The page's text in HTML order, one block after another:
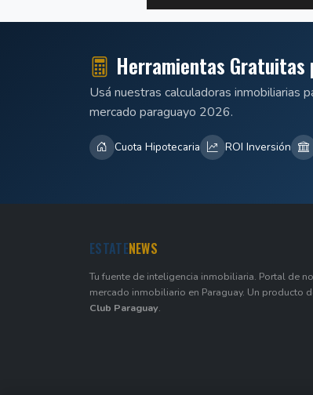
Herramientas Gratuitas
Usá nuestras calculadoras inmobiliarias
mercado paraguayo 2026.
Cuota Hipotecaria ROI Inversión
ESTATENEWS
Tu fuente de inteligencia inmobiliaria. Portal de
mercado inmobiliario en Paraguay. Un producto
Club Paraguay.